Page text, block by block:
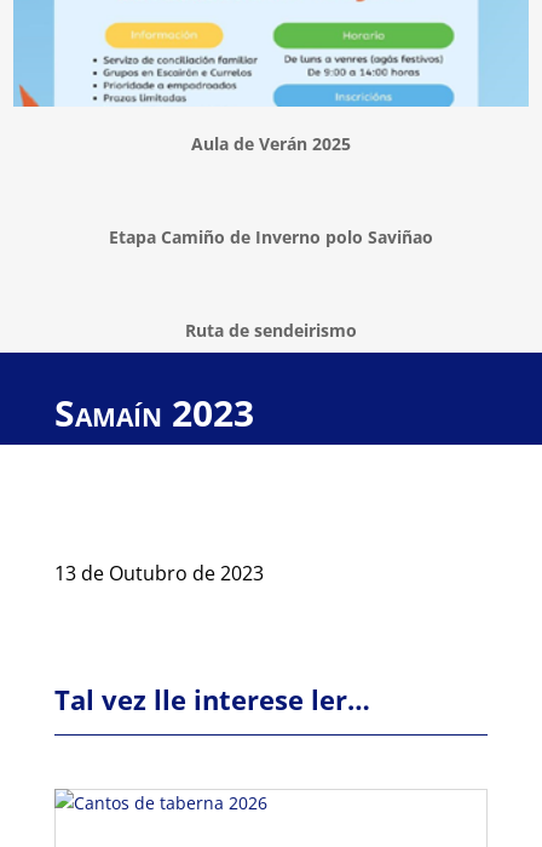
Aula de Verán 2025
Etapa Camiño de Inverno polo Saviñao
Ruta de sendeirismo
Samaín 2023
13 de Outubro de 2023
Tal vez lle interese ler…